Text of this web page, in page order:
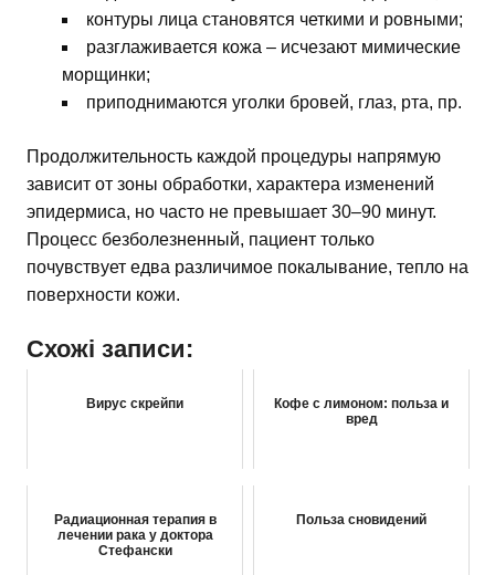
контуры лица становятся четкими и ровными;
разглаживается кожа – исчезают мимические
морщинки;
приподнимаются уголки бровей, глаз, рта, пр.
Продолжительность каждой процедуры напрямую
зависит от зоны обработки, характера изменений
эпидермиса, но часто не превышает 30–90 минут.
Процесс безболезненный, пациент только
почувствует едва различимое покалывание, тепло на
поверхности кожи.
Схожі записи:
Вирус скрейпи
Кофе с лимоном: польза и
вред
Радиационная терапия в
лечении рака у доктора
Стефански
Польза сновидений